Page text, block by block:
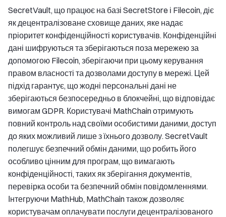
SecretVault, що працює на базі SecretStore і Filecoin, діє
як децентралізоване сховище даних, яке надає
пріоритет конфіденційності користувачів. Конфіденційні
дані шифруються та зберігаються поза мережею за
допомогою Filecoin, зберігаючи при цьому керування
правом власності та дозволами доступу в мережі. Цей
підхід гарантує, що жодні персональні дані не
зберігаються безпосередньо в блокчейні, що відповідає
вимогам GDPR. Користувачі MathChain отримують
повний контроль над своїми особистими даними, доступ
до яких можливий лише з їхнього дозволу. SecretVault
полегшує безпечний обмін даними, що робить його
особливо цінним для програм, що вимагають
конфіденційності, таких як зберігання документів,
перевірка особи та безпечний обмін повідомленнями.
Інтегруючи MathHub, MathChain також дозволяє
користувачам оплачувати послуги децентралізованого